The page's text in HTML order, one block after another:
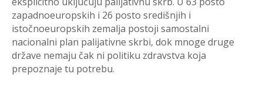
zapadnoeuropskih i 26 posto središnjih i
istočnoeuropskih zemalja postoji samostalni
nacionalni plan palijativne skrbi, dok mnoge druge
države nemaju čak ni politiku zdravstva koja
prepoznaje tu potrebu.